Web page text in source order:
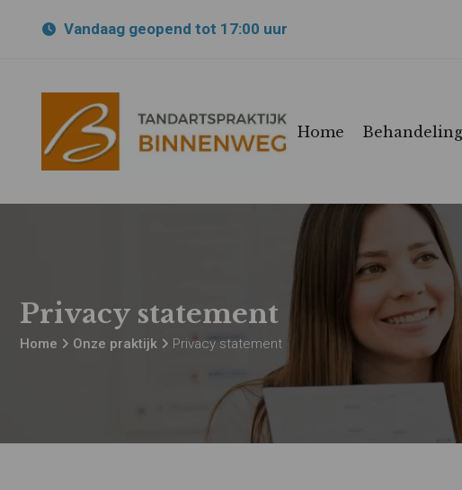
Vandaaggeopend tot 17:00 uur
Home
Privacy statement
Home Onze praktijk Privacy statement